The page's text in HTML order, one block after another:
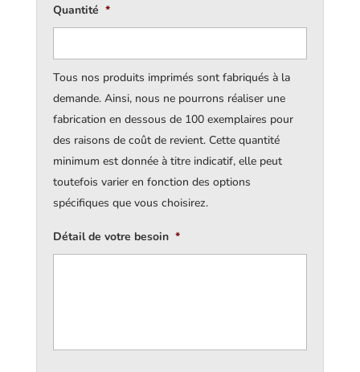
Quantité *
Tous nos produits imprimés sont fabriqués à la
demande. Ainsi, nous ne pourrons réaliser une
fabrication en dessous de 100 exemplaires pour
des raisons de coût de revient. Cette quantité
minimum est donnée à titre indicatif, elle peut
toutefois varier en fonction des options
spécifiques que vous choisirez.
Détail de votre besoin *